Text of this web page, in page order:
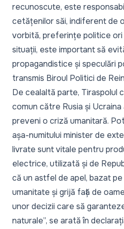
recunoscute, este
cetățenilor săi, indiferent de
vorbită, preferințe politice
situații, este important să
propagandistice și speculări
transmis Biroul Politici de
De cealaltă parte, Tiraspolul
comun către Rusia și
preveni o criză umanitară.
așa-numitului minister de
livrate sunt vitale pentru
electrice, utilizată și de
că un astfel de apel, bazat
umanitate și grijă față de
unor decizii care să
naturale”, se arată în